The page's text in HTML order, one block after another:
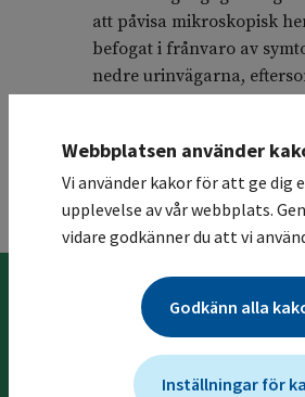
att påvisa mikroskopisk
befogat i frånvaro av
nedre urinvägarna,
Föregående kapitel
3 Bakgrund och orsaker
Webbplatsen använder
Vi använder kakor för att ge dig
upplevelse av vår webbplats.
vidare godkänner du att vi
Godkänn alla
Inställningar för